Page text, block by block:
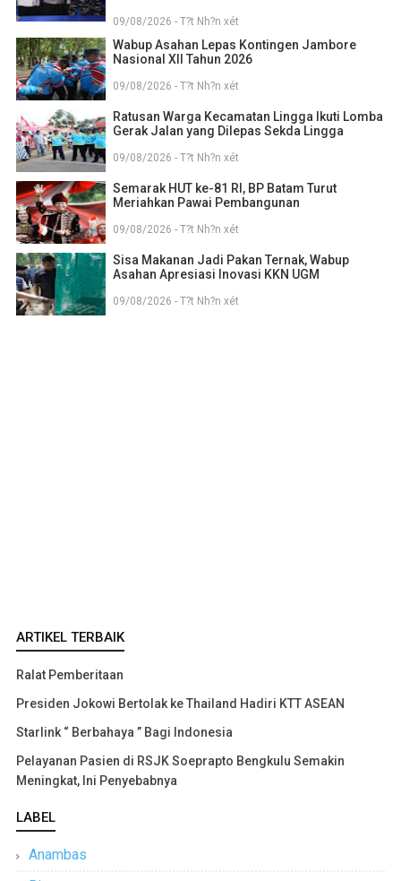
09/08/2026 - T?t Nh?n xét
Wabup Asahan Lepas Kontingen Jambore
Nasional XII Tahun 2026
09/08/2026 - T?t Nh?n xét
Ratusan Warga Kecamatan Lingga Ikuti Lomba
Gerak Jalan yang Dilepas Sekda Lingga
09/08/2026 - T?t Nh?n xét
Semarak HUT ke-81 RI, BP Batam Turut
Meriahkan Pawai Pembangunan
09/08/2026 - T?t Nh?n xét
Sisa Makanan Jadi Pakan Ternak, Wabup
Asahan Apresiasi Inovasi KKN UGM
09/08/2026 - T?t Nh?n xét
ARTIKEL TERBAIK
Ralat Pemberitaan
Presiden Jokowi Bertolak ke Thailand Hadiri KTT ASEAN
Starlink “ Berbahaya ” Bagi Indonesia
Pelayanan Pasien di RSJK Soeprapto Bengkulu Semakin
Meningkat, Ini Penyebabnya
LABEL
Anambas